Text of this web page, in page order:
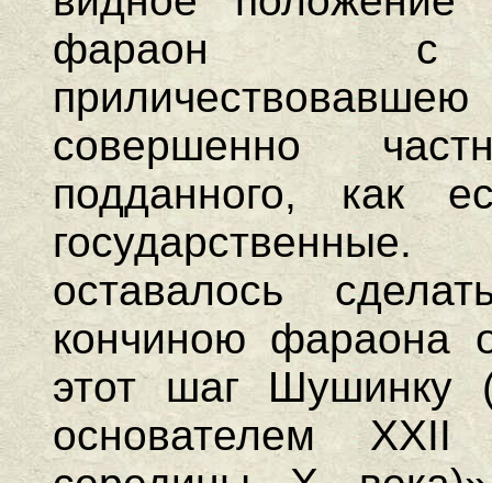
фараон с
совершенно
подданного, как
оставалось
кончиною фараона
этот шаг Шушинку
основателем